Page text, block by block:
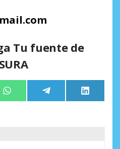
Tu fuente de
Compartir
en
WhatsApp Compartir
en
Telegram
en
LinkedIn